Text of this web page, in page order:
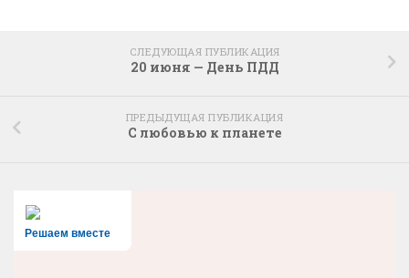
СЛЕДУЮЩАЯ ПУБЛИКАЦИЯ
20 июня — День ПДД
ПРЕДЫДУЩАЯ ПУБЛИКАЦИЯ
С любовью к планете
Решаем вместе